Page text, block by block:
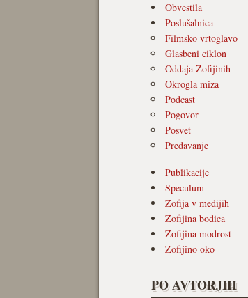
Obvestila
Poslušalnica
Filmsko vrtoglavo
Glasbeni ciklon
Oddaja Zofijinih
Okrogla miza
Podcast
Pogovor
Posvet
Predavanje
Publikacije
Speculum
Zofija v medijih
Zofijina bodica
Zofijina modrost
Zofijino oko
PO AVTORJIH